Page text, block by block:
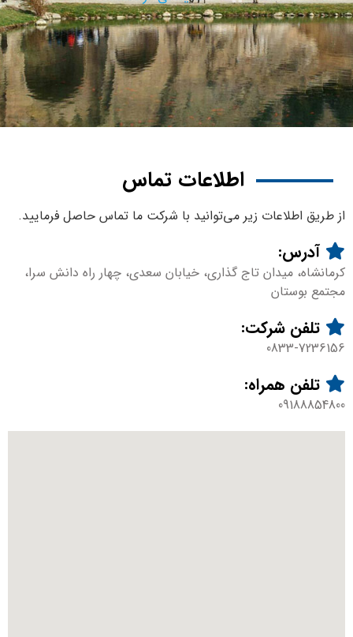
اطلاعات تماس
از طریق اطلاعات زیر می‌توانید با شرکت ما تماس حاصل فرمایید.
آدرس:
کرمانشاه، میدان تاج گذاری، خیابان سعدی، چهار راه دانش سرا،
مجتمع بوستان
تلفن شرکت:
0833-7236156
تلفن همراه:
09188854800